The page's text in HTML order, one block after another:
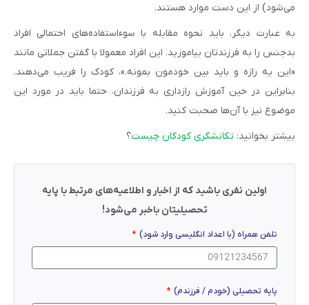
می‌شود) از این دست موارد هستند.
به‌ عبارت دیگر، باید نحوه مقابله با سوءاستفاده‌های احتمالی افراد
بدجنس را به فرزندتان بیاموزید. این افراد معمولا با گفتن جملاتی مانند
«این یه رازه و باید بین خودمون بمونه.»، کودک را فریب می‌دهند.
بنابراین در حین آموزش رازداری به فرزندان، حتما باید در مورد این
موضوع نیز با آن‌ها صحبت کنید.
بیشتر بخوانید: تکانشگری کودکان چیست؟
اولین نفری باشید که از اخبار و اطلاعیه‌های مرتبط با پایه
تحصیلیتان باخبر می‌شود!
تلفن همراه (با اعداد انگلیسی وارد شود)
پایه تحصیلی (خودم / فرزندم)